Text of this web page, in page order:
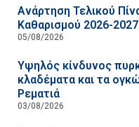
Ανάρτηση Τελικού
Καθαρισμού 2026-2027
05/08/2026
Υψηλός κίνδυνος
κλαδέματα και τα
Ρεματιά
03/08/2026